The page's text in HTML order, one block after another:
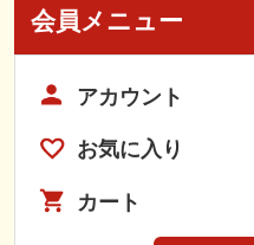
会員メニュー
アカウント
お気に入り
カート